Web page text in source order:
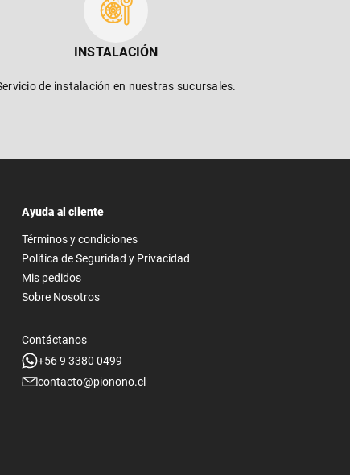
INSTALACIÓN
de instalación en nuestras sucursales.
Ayuda al cliente
Términos y condiciones
Politica de Seguridad y Privacidad
Mis pedidos
Sobre Nosotros
Contáctanos
+56 9 3380 0499
contacto@pionono.cl